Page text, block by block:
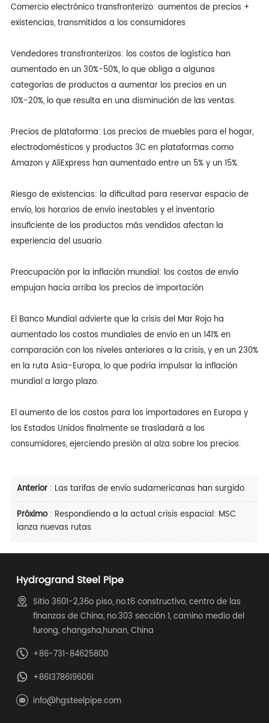
Comercio electrónico transfronterizo: aumentos de precios +
existencias, transmitidos a los consumidores
Vendedores transfronterizos: los costos de logística han
aumentado en un 30%-50%, lo que obliga a algunas
categorías de productos a aumentar los precios en un
10%-20%, lo que resulta en una disminución de las ventas.
Precios de plataforma: Los precios de muebles para el hogar,
electrodomésticos y productos 3C en plataformas como
Amazon y AliExpress han aumentado entre un 5% y un 15%.
Riesgo de existencias: la dificultad para reservar espacio de
envío, los horarios de envío inestables y el inventario
insuficiente de los productos más vendidos afectan la
experiencia del usuario.
Preocupación por la inflación mundial: los costos de envío
empujan hacia arriba los precios de importación
El Banco Mundial advierte que la crisis del Mar Rojo ha
aumentado los costos mundiales de envío en un 141% en
comparación con los niveles anteriores a la crisis, y en un 230%
en la ruta Asia-Europa, lo que podría impulsar la inflación
mundial a largo plazo.
El aumento de los costos para los importadores en Europa y
los Estados Unidos finalmente se trasladará a los
consumidores, ejerciendo presión al alza sobre los precios.
Anterior: Las tarifas de envío sudamericanas han surgido.
Próximo: Respondiendo a la actual crisis espacial: MSC
lanza nuevas rutas
Hydrogrand Steel Pipe
Sitio 3601-2,36o piso, no.t6 constructivo, centro de las
finanzas de China, no.303 sección 1, camino medio del
furong, changsha,hunan, China
+86-731-84625800
+8613786196061
info@hgsteelpipe.com